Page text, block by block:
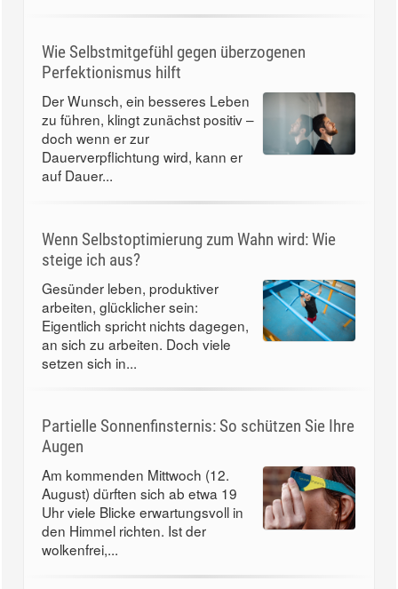
Wie Selbstmitgefühl gegen überzogenen
Perfektionismus hilft
Der Wunsch, ein besseres Leben
zu führen, klingt zunächst positiv –
doch wenn er zur
Dauerverpflichtung wird, kann er
auf Dauer...
Wenn Selbstoptimierung zum Wahn wird: Wie
steige ich aus?
Gesünder leben, produktiver
arbeiten, glücklicher sein:
Eigentlich spricht nichts dagegen,
an sich zu arbeiten. Doch viele
setzen sich in...
Partielle Sonnenfinsternis: So schützen Sie Ihre
Augen
Am kommenden Mittwoch (12.
August) dürften sich ab etwa 19
Uhr viele Blicke erwartungsvoll in
den Himmel richten. Ist der
wolkenfrei,...